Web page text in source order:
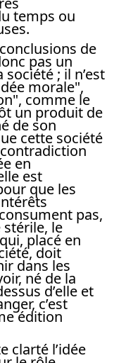
temps ou
de
pas un
; il n’est
morale",
comme le
un produit de
de son
cette société
en
est
que les
pas,
stérile, le
placé en
doit
dans les
né de la
d’elle et
c’est
édition
clarté l’idée